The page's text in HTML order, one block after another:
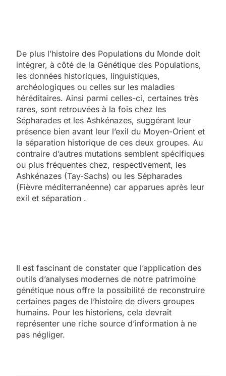
De plus l’histoire des Populations du Monde doit
intégrer, à côté de la Génétique des Populations,
les données historiques, linguistiques,
archéologiques ou celles sur les maladies
héréditaires. Ainsi parmi celles-ci, certaines très
rares, sont retrouvées à la fois chez les
Sépharades et les Ashkénazes, suggérant leur
présence bien avant leur l’exil du Moyen-Orient et
la séparation historique de ces deux groupes. Au
contraire d’autres mutations semblent spécifiques
ou plus fréquentes chez, respectivement, les
Ashkénazes (Tay-Sachs) ou les Sépharades
(Fièvre méditerranéenne) car apparues après leur
exil et séparation .
Il est fascinant de constater que l’application des
outils d’analyses modernes de notre patrimoine
génétique nous offre la possibilité de reconstruire
certaines pages de l’histoire de divers groupes
humains. Pour les historiens, cela devrait
représenter une riche source d’information à ne
pas négliger.